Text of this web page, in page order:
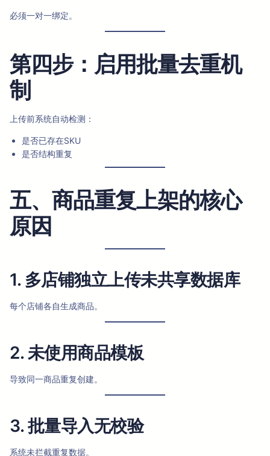
必须一对一绑定。
第四步：启用批量去重机
制
上传前系统自动检测：
是否已存在SKU
是否结构重复
五、商品重复上架的核心
原因
1. 多店铺独立上传未共享数据库
每个店铺各自生成商品。
2. 未使用商品模板
导致同一商品重复创建。
3. 批量导入无校验
系统未拦截重复数据。